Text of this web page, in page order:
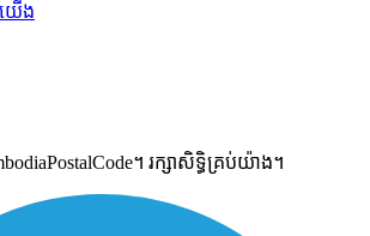
យើង
។ រក្សាសិទ្ធិគ្រប់យ៉ាង។